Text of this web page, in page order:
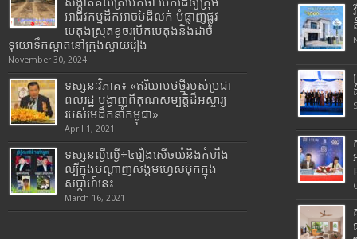
អាជីវកម្មដឹកអាចម៍ដីលក់ បំផ្លាញផ្លូវ
បេតុងស្រុតខូចរបើកបេតុងនិងដាច់
ទុយោទឹកស្អាតនៅក្រុងស្វាយរៀង
November 30, 2024
ទស្សនៈវិភាគ៖ «ឥរិយាបថថ្មីរបស់ប្រជា
ពលរដ្ឋ បង្ហាញពីគុណសម្បត្តិដ៏អស្ចារ្យ
របស់មេដឹកនាំកម្ពុជា»
April 1, 2021
ទស្សនល្ងីល្ងើ÷៤រឿងសើចយំនិងកំហឹង
ល្បីក្នុងបណ្តាញសង្គមហ្វេសប៊ុកក្នុង
សប្តាហ៍នេះ
March 16, 2021